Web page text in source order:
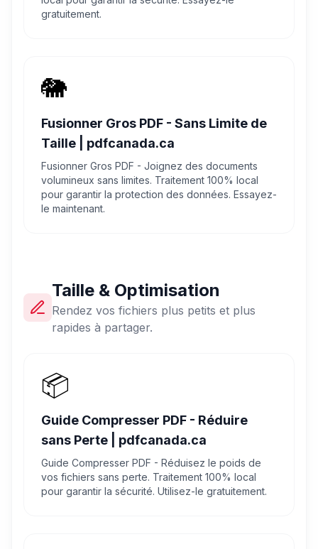
gratuitement.
🐘
Fusionner Gros PDF - Sans Limite de
Taille | pdfcanada.ca
Fusionner Gros PDF - Joignez des documents
volumineux sans limites. Traitement 100% local
pour garantir la protection des données. Essayez-
le maintenant.
Taille & Optimisation
Rendez vos fichiers plus petits et plus
rapides à partager.
📦
Guide Compresser PDF - Réduire
sans Perte | pdfcanada.ca
Guide Compresser PDF - Réduisez le poids de
vos fichiers sans perte. Traitement 100% local
pour garantir la sécurité. Utilisez-le gratuitement.